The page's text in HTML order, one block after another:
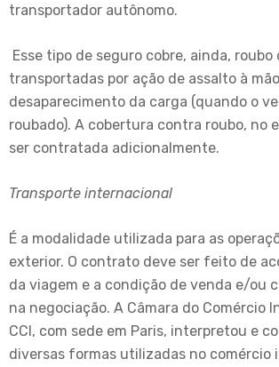
transportador autônomo.
Esse tipo de seguro cobre, ainda,
transportadas por ação de assalto à
desaparecimento da carga (quando o
roubado). A cobertura contra roubo, no
ser contratada adicionalmente.
Transporte internacional
É a modalidade utilizada para as
exterior. O contrato deve ser feito de
da viagem e a condição de venda e/ou
na negociação. A Câmara do Comércio
CCI, com sede em Paris, interpretou e
diversas formas utilizadas no comércio